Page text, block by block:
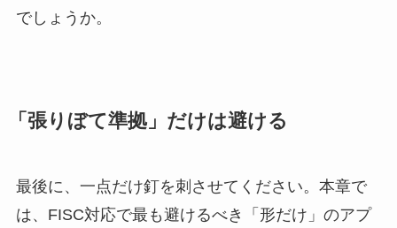
でしょうか。
「張りぼて準拠」だけは避ける
最後に、一点だけ釘を刺させてください。本章で
は、FISC対応で最も避けるべき「形だけ」のアプ